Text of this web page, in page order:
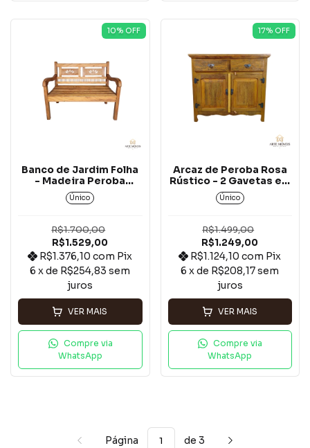
10% OFF
Banco de Jardim Folha
- Madeira Peroba
Rosa*
Único
R$1.700,00
R$1.529,00
R$1.376,10com Pix
6 x de R$254,83 sem
juros
VER MAIS
Compre via
WhatsApp
17% OFF
Arcaz de Peroba Rosa
Rústico - 2 Gavetas e 2
Portas*
Único
R$1.499,00
R$1.249,00
R$1.124,10com Pix
6 x de R$208,17sem
juros
VER MAIS
Compre via
WhatsApp
Página de 3